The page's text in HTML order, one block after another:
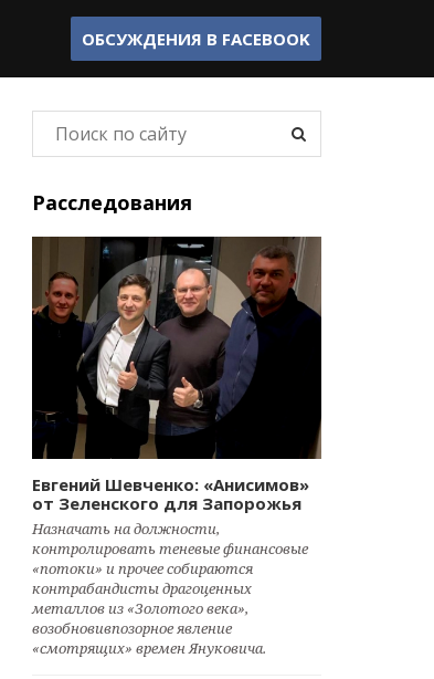
ОБСУЖДЕНИЯ В FACEBOOK
Расследования
Евгений Шевченко: «Анисимов»
от Зеленского для Запорожья
Назначать на должности,
контролировать теневые финансовые
«потоки» и прочее собираются
контрабандисты драгоценных
металлов из «Золотого века»,
возобновивпозорное явление
«смотрящих» времен Януковича.